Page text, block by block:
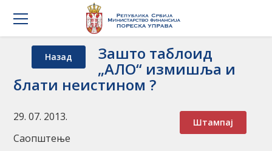
Назад Зашто таблоид
„АЛО“ измишља и
блати неистином ?
Штампај
29. 07. 2013.
Саопштење